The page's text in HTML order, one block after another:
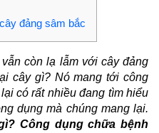
đảng sâm bắc
còn lạ lẫm với cây đảng
cây gì? Nó mang tới công
có rất nhiều đang tìm hiểu
dụng mà chúng mang lại.
Công dụng chữa bệnh